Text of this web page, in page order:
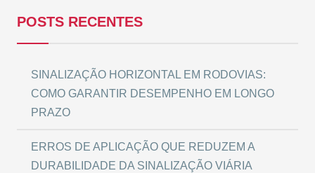
POSTS RECENTES
SINALIZAÇÃO HORIZONTAL EM RODOVIAS:
COMO GARANTIR DESEMPENHO EM LONGO
PRAZO
ERROS DE APLICAÇÃO QUE REDUZEM A
DURABILIDADE DA SINALIZAÇÃO VIÁRIA